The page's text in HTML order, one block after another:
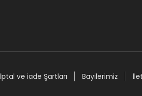
İptal ve iade Şartları Bayilerimiz